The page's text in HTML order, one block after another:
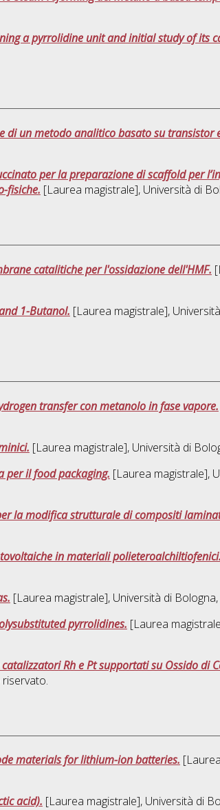
a pyrrolidine unit and initial study of its
un metodo analitico basato su transistor
per la preparazione di scaffold per
fisiche. [Laurea magistrale], Università di
catalitiche per l'ossidazione dell'HMF.
1-Butanol. [Laurea magistrale],
transfer con metanolo in fase vapore.
[Laurea magistrale], Università di
il food packaging. [Laurea magistrale],
la modifica strutturale di compositi
in materiali polieteroalchiltiofenici.
[Laurea magistrale], Università di
pyrrolidines. [Laurea
Rh e Pt supportati su Ossido di
materials for lithium-ion batteries.
acid). [Laurea magistrale], Università di